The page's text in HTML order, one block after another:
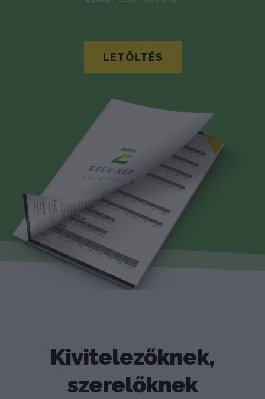
LETÖLTÉS
Kivitelezőknek,
szerelőknek